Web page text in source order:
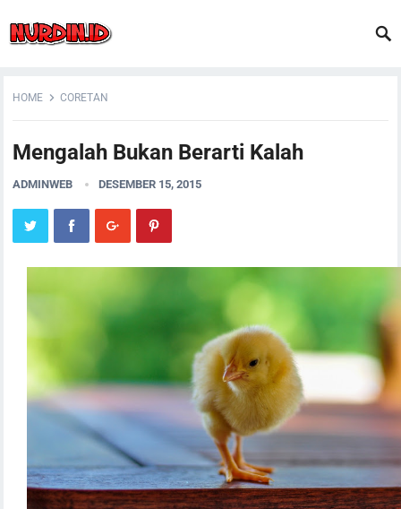
HOME CORETAN
Mengalah Bukan Berarti Kalah
ADMINWEB DESEMBER 15, 2015